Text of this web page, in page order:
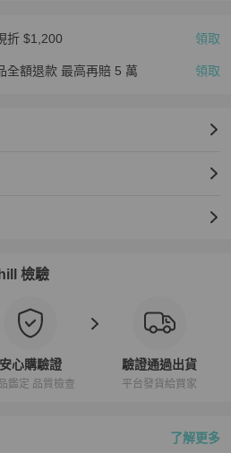
與配件，如現場無異議且交付成功，
期及退貨權利。
折 $1,200 領取
全額退款 最高再賠 5 萬 領取
檢驗
安心購驗證
鑑定 品質檢查
驗證通過出貨
平台發貨給買家
了解更多